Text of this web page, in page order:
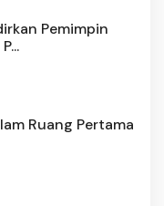
Pemimpin
Ruang Pertama